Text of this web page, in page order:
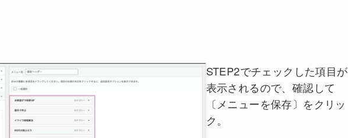
STEP2でチェックした項目が
表示されるので、確認して
〔メニューを保存〕をクリッ
ク。